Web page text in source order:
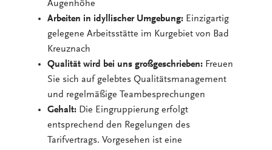
Augenhöhe
Arbeiten in idyllischer Umgebung: Einzigartig
gelegene Arbeitsstätte im Kurgebiet von Bad
Kreuznach
Qualität wird bei uns großgeschrieben: Freuen
Sie sich auf gelebtes Qualitätsmanagement
und regelmäßige Teambesprechungen
Gehalt: Die Eingruppierung erfolgt
entsprechend den Regelungen des
Tarifvertrags. Vorgesehen ist eine